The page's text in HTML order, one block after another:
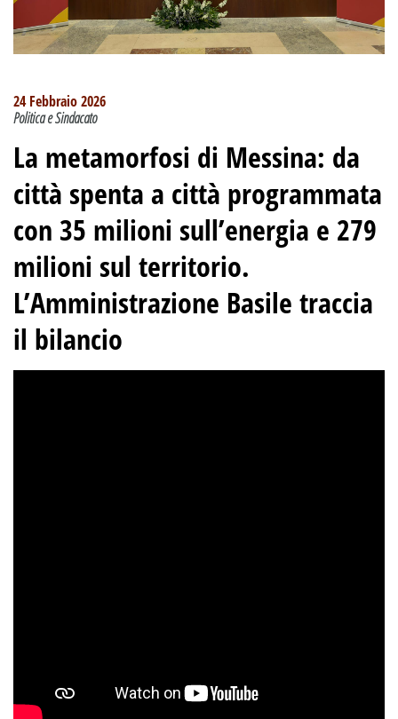
24 Febbraio 2026
Politica e Sindacato
La metamorfosi di Messina: da
città spenta a città programmata
con 35 milioni sull’energia e 279
milioni sul territorio.
L’Amministrazione Basile traccia
il bilancio